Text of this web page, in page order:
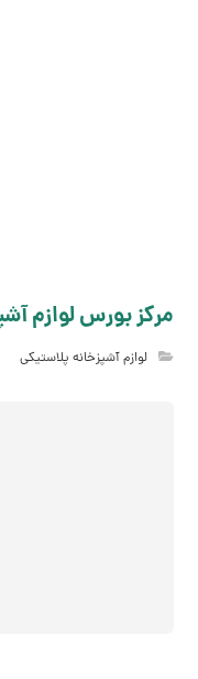
مرکز بورس لوازم
لوازم آشپزخانه پلاستیکی